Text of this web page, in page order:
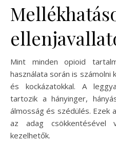
Mint minden opioid
használata során is számolni
és kockázatokkal. A
tartozik a hányinger,
álmosság és szédülés. Ezek
az adag csökkentésével
kezelhetők.